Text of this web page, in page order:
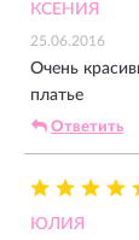
КСЕНИЯ
25.06.2016
Очень
платье
Ответить
ЮЛИЯ